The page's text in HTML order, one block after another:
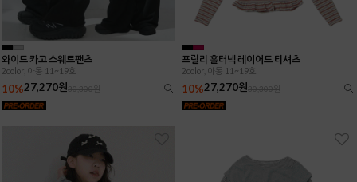
와이드 카고 스웨트팬츠
2color, 아동 11~19호
10%27,270원30,300원
프릴리 홀터넥 레이어드 티셔츠
2color, 아동 11~19호
10%27,270원30,300원